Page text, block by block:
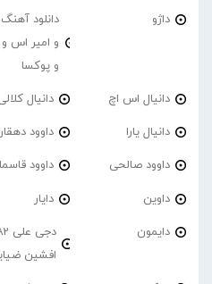
داژو
دانلود
و امیر اس و
و پوکسا
دانیال اس اچ دانیال
دانیال یارا داوود
داوود صالحی داوود
داوین دایار
دایمون
افشین